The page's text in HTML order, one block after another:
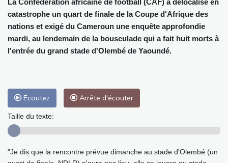
catastrophe un quart de finale de la Coupe d'Afrique des
nations et exigé du Cameroun une enquête approfondie
mardi, au lendemain de la bousculade qui a fait huit morts à
l'entrée du grand stade d'Olembé de Yaoundé.
Ecoutez Arrête d'écouter
Taille du texte:
"Je dis que la rencontre prévue dimanche au stade d'Olembé (un